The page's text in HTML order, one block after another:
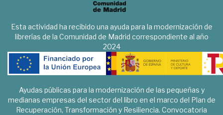
Esta actividad ha recibido una ayuda para la modernización de
librerías de la Comunidad de Madrid correspondiente al año
2024
Ayudas públicas para la modernización de las pequeñas y
medianas empresas del sector del libro en el marco del Plan de
Recuperación, Transformación y Resiliencia. Convocatoria